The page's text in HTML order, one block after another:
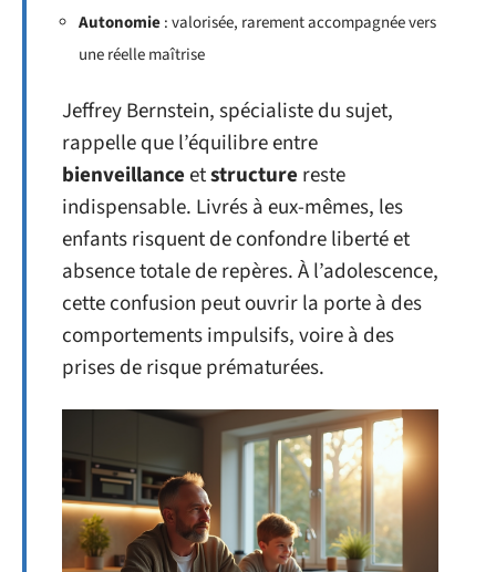
Autonomie: valorisée, rarement accompagnée vers
une réelle maîtrise
Jeffrey Bernstein, spécialiste du sujet,
rappelle que l’équilibre entre
bienveillanceetstructure reste
indispensable. Livrés à eux-mêmes, les
enfants risquent de confondre liberté et
absence totale de repères. À l’adolescence,
cette confusion peut ouvrir la porte à des
comportements impulsifs, voire à des
prises de risque prématurées.